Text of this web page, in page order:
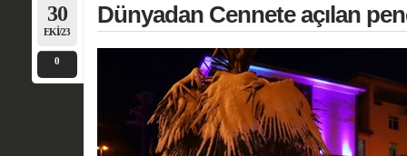
30
EKI/23
0
Dünyadan Cennete açılan